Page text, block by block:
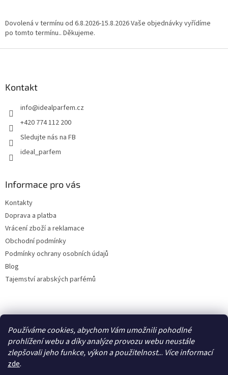
Používáme cookies, abychom Vám umožnili pohodlné
prohlížení webu a díky analýze provozu webu neustále
zlepšovali jeho funkce, výkon a použitelnost... Víceinformací
zde.
u
Dovolená v termínu od 6.8.2026-15.8.2026 Vaše objednávky vyřídíme
po tomto termínu.. Děkujeme.
Kontakt
info@idealparfem.cz
+420 774 112 200
Sledujte nás na FB
ideal_parfem
Informace pro vás
Kontakty
Doprava a platba
Vrácení zboží a reklamace
Obchodní podmínky
Podmínky ochrany osobních údajů
Blog
Tajemství arabských parfémů